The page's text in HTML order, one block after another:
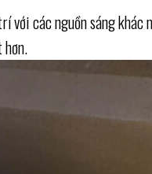
các nguồn sáng khác
hơn.